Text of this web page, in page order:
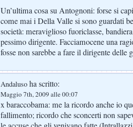
Un’ultima cosa su Antognoni: forse si
come mai i Della Valle si sono guardati
società: meraviglioso fuoriclasse,
pessimo dirigente. Facciamocene una
fosse non sarebbe a fare il dirigente delle
Andaluso ha scritto:
Maggio 7th, 2009 alle 00:07
x baraccobama: me la ricordo anche io
fallimento; ricordo che sconcerti non